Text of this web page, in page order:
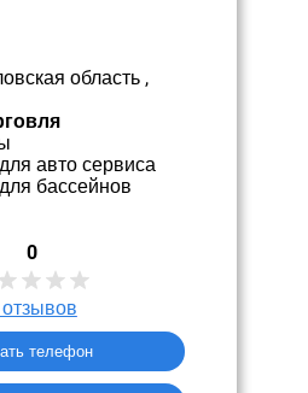
область ,
авто сервиса
бассейнов
0
отзывов
Показать телефон